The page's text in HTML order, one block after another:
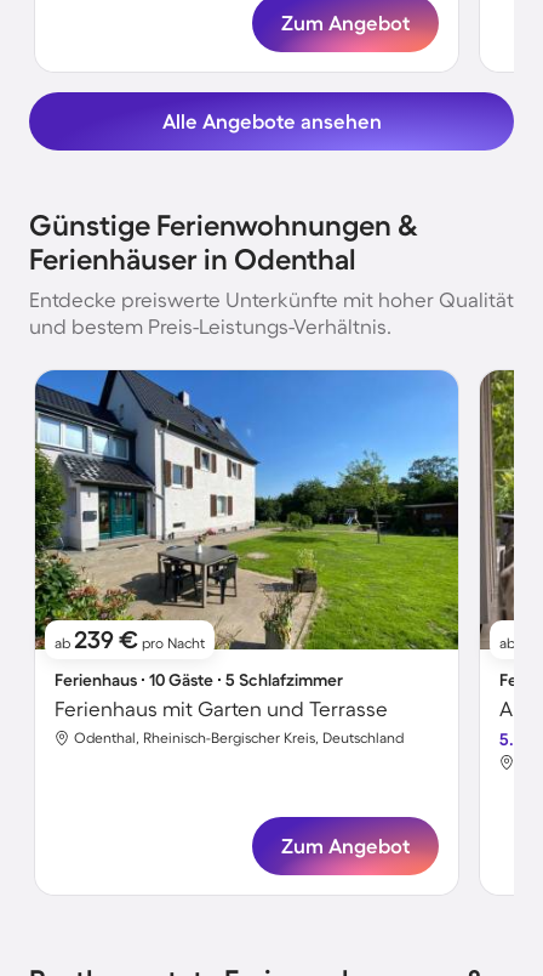
Zum Angebot
Alle Angebote ansehen
Günstige Ferienwohnungen &
Ferienhäuser in Odenthal
Entdecke preiswerte Unterkünfte mit hoher Qualität
und bestem Preis-Leistungs-Verhältnis.
ab 239 € pro Nacht
Ferienhaus ∙ 10 Gäste ∙ 5 Schlafzimmer
Ferienhaus mit Garten und Terrasse
Odenthal, Rheinisch-Bergischer Kreis, Deutschland
Zum Angebot
ab
5.0